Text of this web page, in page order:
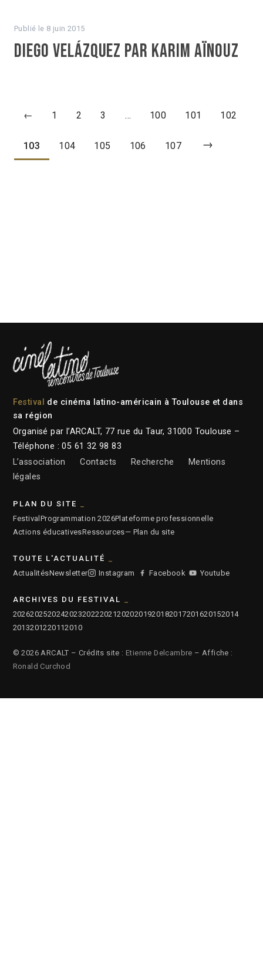
Publié le 8 juin 2015
Diego Velázquez par Karim Aïnouz
← 1 2 3 … 100 101 102
103 104 105 106 107 →
Festival
de cinéma latino-américain à Toulouse et dans
sa région
Organisé par l’ARCALT, 77 rue du Taur, 31000 Toulouse –
Téléphone : 05 61 32 98 83
L’association
Contacts Recherche
Mentions
légales
PLAN DU SITE
FestivalProgrammation 2026Plateforme professionnelle
Actions éducativesRessources— Plan du site
TOUTE L'ACTUALITÉ
ActualitésNewsletter Instagram Facebook Youtube
ARCHIVES DU FESTIVAL
2026202520242023202220212020201920182017201620152014
2013201220112010
© 2026 ARCALT – Crédits site : Etienne Delcambre – Affiche :
Ronald Curchod